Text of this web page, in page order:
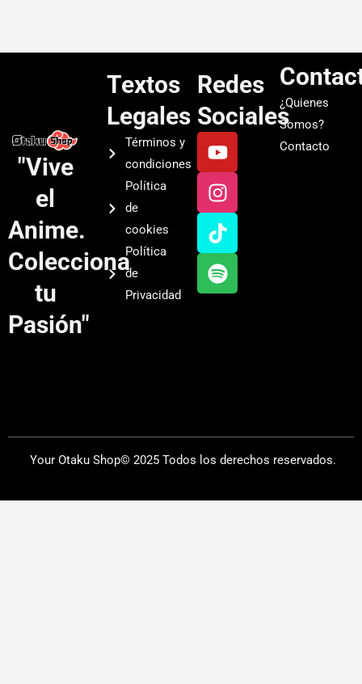
"Vive
el
Anime.
Colecciona
tu
Pasión"
Textos
Legales
Términos y
condiciones
Política
de
cookies
Política
de
Privacidad
Redes
Sociales
Y
o
u
t
u
b
e
I
n
s
t
a
g
r
a
T
i
k
t
o
k
S
p
o
t
i
f
y
¿Quienes
Somos?
Contacto
Your Otaku Shop© 2025 Todos los derechos reservados.